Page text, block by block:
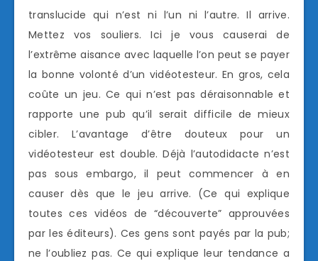
translucide qui n’est ni l’un ni l’autre. Il arrive.
Mettez vos souliers. Ici je vous causerai de
l’extrême aisance avec laquelle l’on peut se payer
la bonne volonté d’un vidéotesteur. En gros, cela
coûte un jeu. Ce qui n’est pas déraisonnable et
rapporte une pub qu’il serait difficile de mieux
cibler. L’avantage d’être douteux pour un
vidéotesteur est double. Déjà l’autodidacte n’est
pas sous embargo, il peut commencer à en
causer dès que le jeu arrive. (Ce qui explique
toutes ces vidéos de “découverte” approuvées
par les éditeurs). Ces gens sont payés par la pub;
ne l’oubliez pas. Ce qui explique leur tendance a